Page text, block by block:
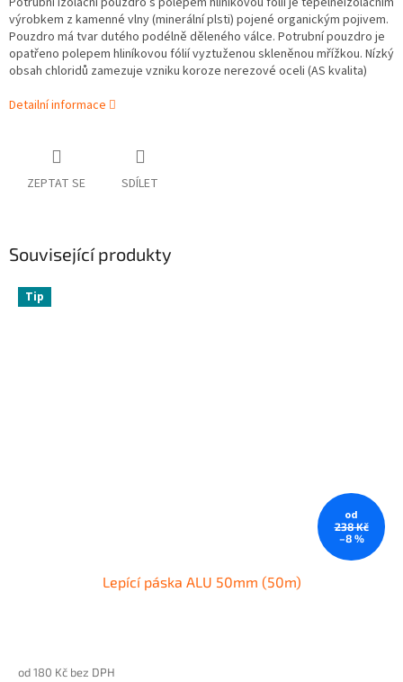
výrobkem z kamenné vlny (minerální plsti) pojené organickým pojivem.
Pouzdro má tvar dutého podélně děleného válce. Potrubní pouzdro je
opatřeno polepem hliníkovou fólií vyztuženou skleněnou mřížkou. Nízký
obsah chloridů zamezuje vzniku koroze nerezové oceli (AS kvalita)
Detailní informace
ZEPTAT SE SDÍLET
Související produkty
Tip
od
238 Kč
–8 %
Lepící páska ALU 50mm (50m)
od 180 Kč bez DPH